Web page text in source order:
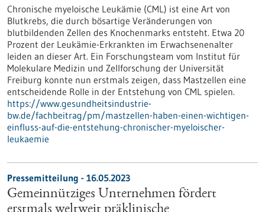
Chronische myeloische Leukämie (CML) ist eine Art von
Blutkrebs, die durch bösartige Veränderungen von
blutbildenden Zellen des Knochenmarks entsteht. Etwa 20
Prozent der Leukämie-Erkrankten im Erwachsenenalter
leiden an dieser Art. Ein Forschungsteam vom Institut für
Molekulare Medizin und Zellforschung der Universität
Freiburg konnte nun erstmals zeigen, dass Mastzellen eine
entscheidende Rolle in der Entstehung von CML spielen.
https://www.gesundheitsindustrie-
bw.de/fachbeitrag/pm/mastzellen-haben-einen-wichtigen-
einfluss-auf-die-entstehung-chronischer-myeloischer-
leukaemie
Pressemitteilung - 16.05.2023
Gemeinnütziges Unternehmen fördert